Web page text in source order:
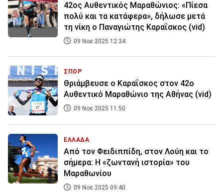
42ος Αυθεντικός Μαραθώνιος: «Πίεσα
πολύ και τα κατάφερα», δήλωσε μετά
τη νίκη ο Παναγιώτης Καραΐσκος (vid)
09 Νοε 2025 12:34
ΣΠΟΡ
Θριάμβευσε ο Καραΐσκος στον 42ο
Αυθεντικό Μαραθώνιο της Αθήνας (vid)
09 Νοε 2025 11:50
ΕΛΛΑΔΑ
Από τον Φειδιππίδη, στον Λούη και το
σήμερα: Η «ζωντανή ιστορία» του
Μαραθωνίου
09 Νοε 2025 09:40